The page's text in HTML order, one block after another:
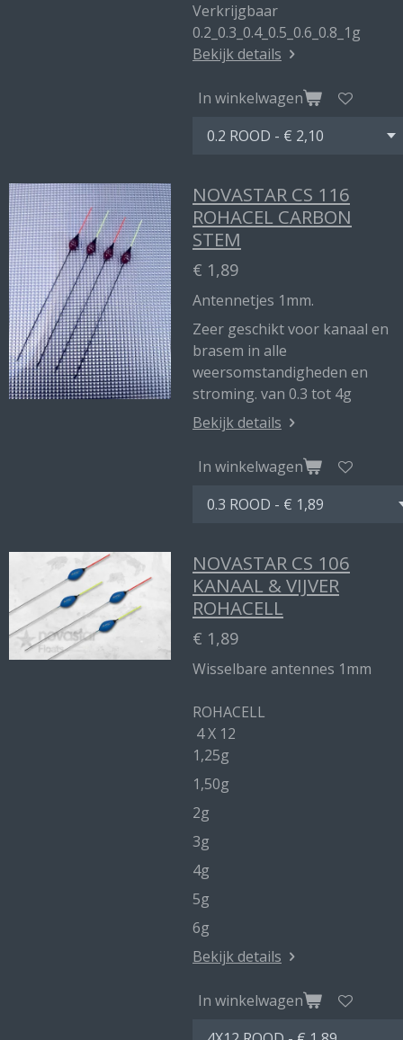
Verkrijgbaar
0.2_0.3_0.4_0.5_0.6_0.8_1g
Bekijk details
In winkelwagen
NOVASTAR CS 116
ROHACEL CARBON
STEM
€ 1,89
Antennetjes 1mm.
Zeer geschikt voor kanaal en
brasem in alle
weersomstandigheden en
stroming. van 0.3 tot 4g
Bekijk details
In winkelwagen
NOVASTAR CS 106
KANAAL & VIJVER
ROHACELL
€ 1,89
Wisselbare antennes 1mm
ROHACELL
4 X 12
1,25g
1,50g
2g
3g
4g
5g
6g
Bekijk details
In winkelwagen